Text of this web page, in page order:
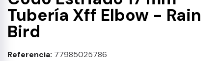
Tubería Xff Elbow - Rain
Bird
Referencia 77985025786